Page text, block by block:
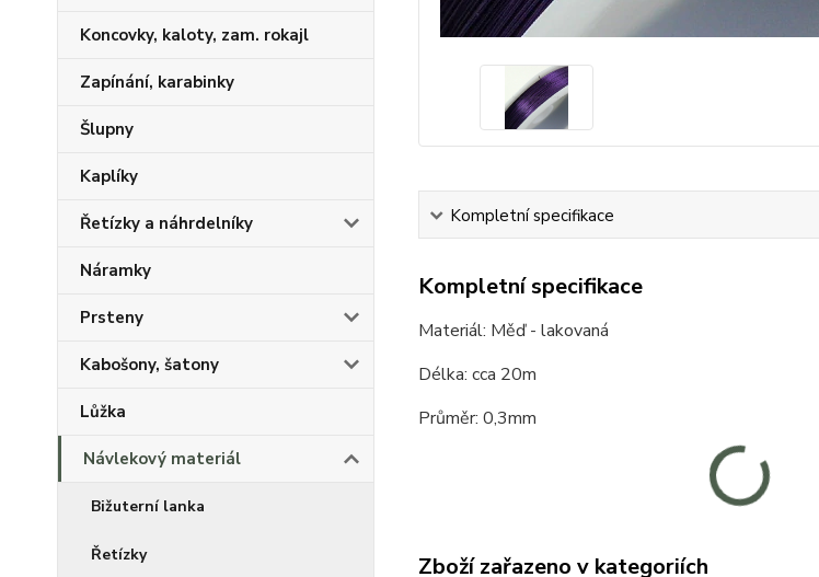
Koncovky, kaloty, zam. rokajl
Zapínání, karabinky
Šlupny
Kaplíky
Řetízky a náhrdelníky
Náramky
Prsteny
Kabošony, šatony
Lůžka
Návlekový materiál
Bižuterní lanka
Řetízky
Kompletní specifikace
Kompletní specifikace
Materiál: Měď - lakovaná
Délka: cca 20m
Průměr: 0,3mm
Zboží zařazeno v kategoriích